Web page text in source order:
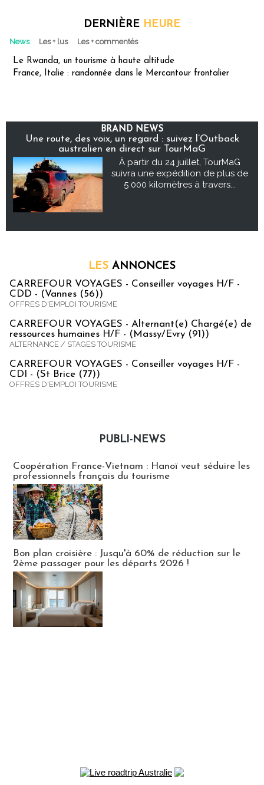
DERNIÈRE HEURE
News Les + lus Les + commentés
Le Rwanda, un tourisme à haute altitude
France, Italie : randonnée dans le Mercantour frontalier
BRAND NEWS
Une route, des voix, un regard : suivez l’Outback
australien en direct sur TourMaG
À partir du 24 juillet, TourMaG
suivra une expédition de plus de
5 000 kilomètres à travers...
LES ANNONCES
CARREFOUR VOYAGES - Conseiller voyages H/F -
CDD - (Vannes (56))
OFFRES D'EMPLOI TOURISME
CARREFOUR VOYAGES - Alternant(e) Chargé(e) de
ressources humaines H/F - (Massy/Evry (91))
ALTERNANCE / STAGES TOURISME
CARREFOUR VOYAGES - Conseiller voyages H/F -
CDI - (St Brice (77))
OFFRES D'EMPLOI TOURISME
PUBLI-NEWS
Coopération France-Vietnam : Hanoï veut séduire les
professionnels français du tourisme
Bon plan croisière : Jusqu'à 60% de réduction sur le
2ème passager pour les départs 2026 !